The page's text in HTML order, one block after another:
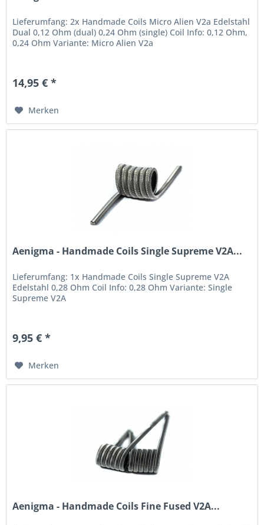
Lieferumfang: 2x Handmade Coils Micro Alien V2a Edelstahl
Dual 0,12 Ohm (dual) 0,24 Ohm (single) Coil Info: 0,12 Ohm,
0,24 Ohm Variante: Micro Alien V2a
14,95 € *
Merken
Aenigma - Handmade Coils Single Supreme V2A...
Lieferumfang: 1x Handmade Coils Single Supreme V2A
Edelstahl 0,28 Ohm Coil Info: 0,28 Ohm Variante: Single
Supreme V2A
9,95 € *
Merken
Aenigma - Handmade Coils Fine Fused V2A...